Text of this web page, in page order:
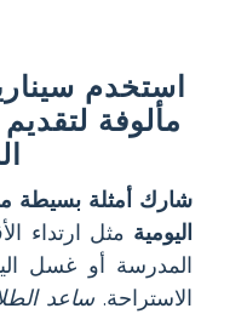
استخدم
مألوفة لتقديم
شارك أمثلة بسيطة
اليومية مثل ارتداء
المدرسة أو غسل
الاستراحة. ساعد